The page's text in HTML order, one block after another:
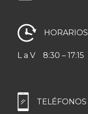
HORARIOS
L a V 8:30 – 17:15
TELÉFONOS